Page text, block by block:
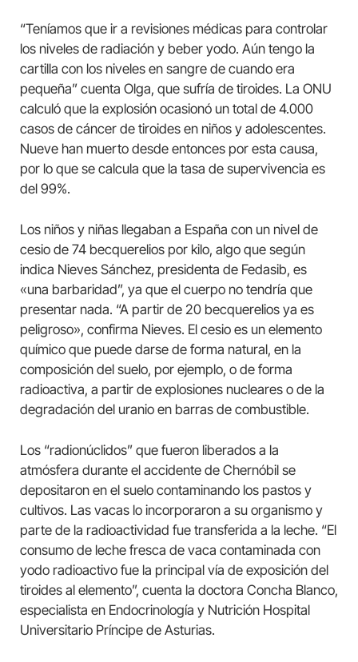
“Teníamos que ir a revisiones médicas para controlar
los niveles de radiación y beber yodo. Aún tengo la
cartilla con los niveles en sangre de cuando era
pequeña” cuenta Olga, que sufría de tiroides. La ONU
calculó que la explosión ocasionó un total de 4.000
casos de cáncer de tiroides en niños y adolescentes.
Nueve han muerto desde entonces por esta causa,
por lo que se calcula que la tasa de supervivencia es
del 99%.
Los niños y niñas llegaban a España con un nivel de
cesio de 74 becquerelios por kilo, algo que según
indica Nieves Sánchez, presidenta de Fedasib, es
«una barbaridad”, ya que el cuerpo no tendría que
presentar nada. “A partir de 20 becquerelios ya es
peligroso», confirma Nieves. El cesio es un elemento
químico que puede darse de forma natural, en la
composición del suelo, por ejemplo, o de forma
radioactiva, a partir de explosiones nucleares o de la
degradación del uranio en barras de combustible.
Los “radionúclidos” que fueron liberados a la
atmósfera durante el accidente de Chernóbil se
depositaron en el suelo contaminando los pastos y
cultivos. Las vacas lo incorporaron a su organismo y
parte de la radioactividad fue transferida a la leche. “El
consumo de leche fresca de vaca contaminada con
yodo radioactivo fue la principal vía de exposición del
tiroides al elemento”, cuenta la doctora Concha Blanco,
especialista en Endocrinología y Nutrición Hospital
Universitario Príncipe de Asturias.